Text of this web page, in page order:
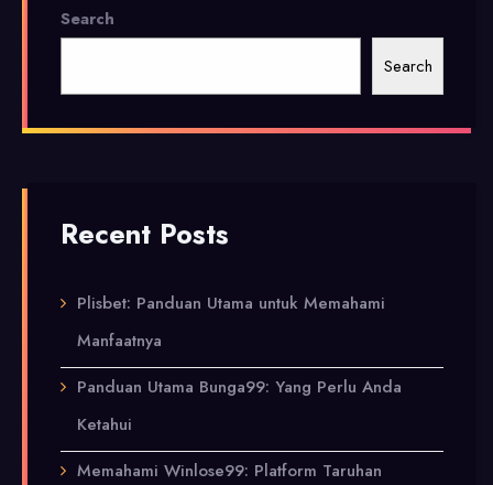
Search
Search
Recent Posts
Plisbet: Panduan Utama untuk Memahami
Manfaatnya
Panduan Utama Bunga99: Yang Perlu Anda
Ketahui
Memahami Winlose99: Platform Taruhan